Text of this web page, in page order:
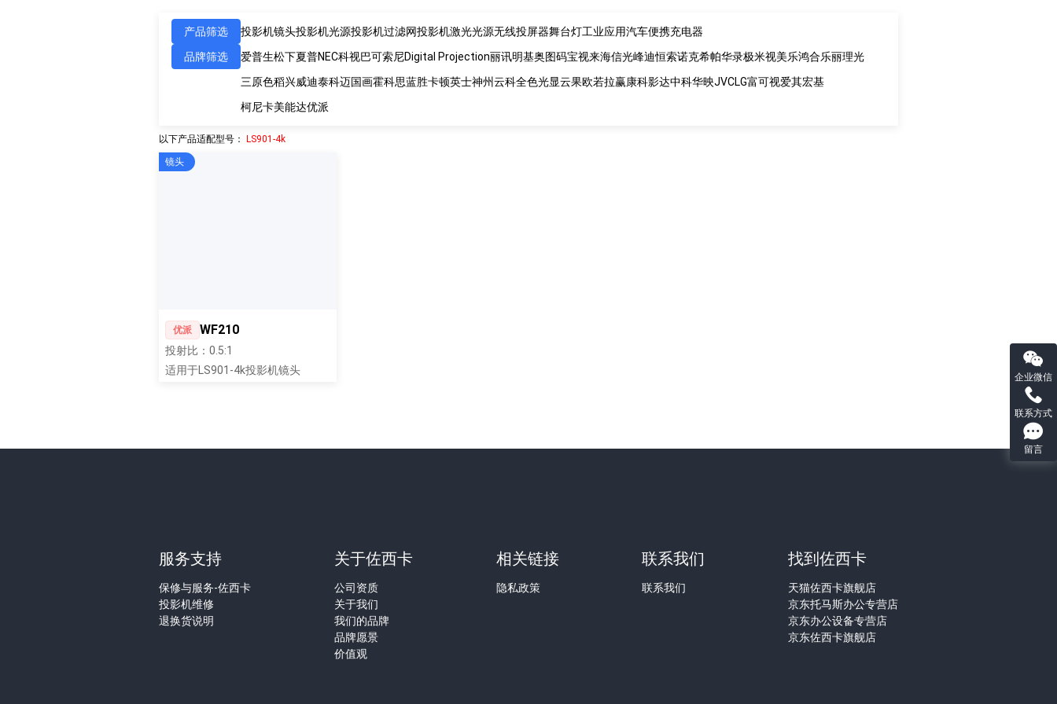
产品筛选 投影机镜头投影机光源投影机过滤网投影机激光光源无线投屏器舞台灯工业应用汽车便携充电器
品牌筛选
爱普生松下夏普NEC科视巴可索尼Digital Projection丽讯明基奥图码宝视来海信光峰迪恒索诺克希帕华录极米视美乐鸿合乐丽理光
三原色稻兴威迪泰科迈国画霍科思蓝胜卡顿英士神州云科全色光显云果欧若拉赢康科影达中科华映JVCLG富可视爱其宏基
柯尼卡美能达优派
以下产品适配型号： LS901-4k
优派 WF210
投射比：0.5:1
适用于LS901-4k投影机镜头
镜头
服务支持
保修与服务-佐西卡
投影机维修
退换货说明
关于佐西卡
公司资质
关于我们
我们的品牌
品牌愿景
价值观
相关链接
隐私政策
联系我们
联系我们
找到佐西卡
天猫佐西卡旗舰店
京东托马斯办公专营店
京东办公设备专营店
京东佐西卡旗舰店
企业微信
联系方式
留言